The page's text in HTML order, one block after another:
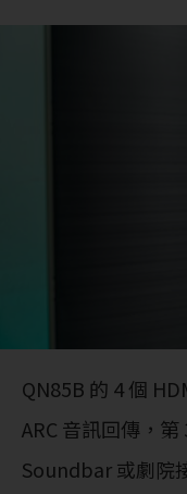
QN85B 的 4 個
ARC 音訊回傳，
Soundbar 或劇院